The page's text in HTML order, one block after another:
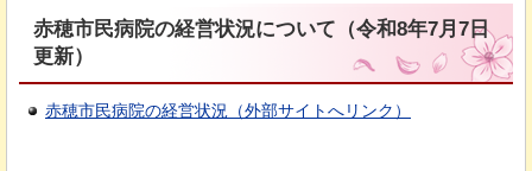
赤穂市民病院の経営状況について（令和8年7月7日
更新）
赤穂市民病院の経営状況（外部サイトへリンク）